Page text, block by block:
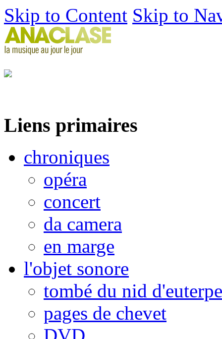
Skip to Content Skip to
Liens primaires
chroniques
opéra
concert
da camera
en marge
l'objet sonore
tombé du nid d'euterpe
pages de chevet